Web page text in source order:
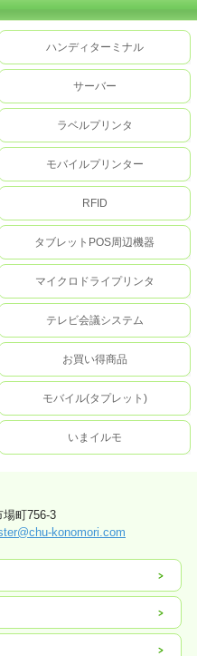
ハンディターミナル
サーバー
ラベルプリンタ
モバイルプリンター
RFID
タブレットPOS周辺機器
マイクロドライプリンタ
テレビ会議システム
お買い得商品
モバイル(タプレット)
いまイルモ
場町756-3
konomori.com